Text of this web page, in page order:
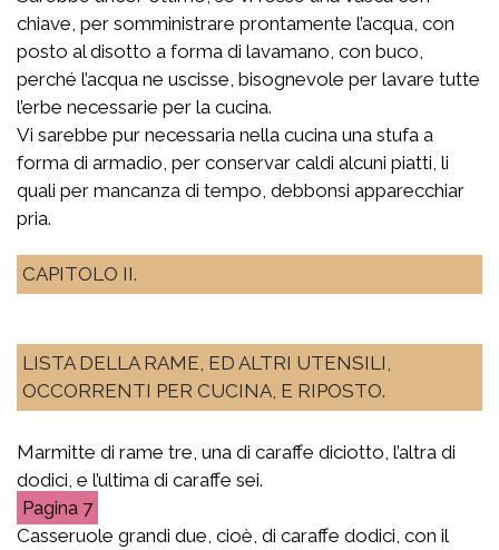
chiave, per somministrare prontamente l’acqua, con
posto al disotto a forma di lavamano, con buco,
perché l’acqua ne uscisse, bisognevole per lavare tutte
l’erbe necessarie per la cucina.
Vi sarebbe pur necessaria nella cucina una stufa a
forma di armadio, per conservar caldi alcuni piatti, li
quali per mancanza di tempo, debbonsi apparecchiar
pria.
CAPITOLO II.
LISTA DELLA RAME, ED ALTRI UTENSILI,
OCCORRENTI PER CUCINA, E RIPOSTO.
Marmitte di rame tre, una di caraffe diciotto, l’altra di
dodici, e l’ultima di caraffe sei.
7
Casseruole grandi due, cioè, di caraffe dodici, con il